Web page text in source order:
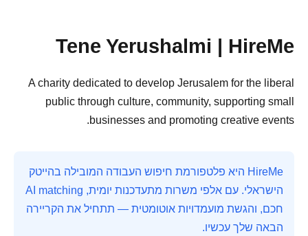
Tene Yerushalmi | HireMe
A charity dedicated to develop Jerusalem for the liberal
public through culture, community, supporting small
businesses and promoting creative events.
HireMe היא פלטפורמת חיפוש העבודה המובילה בהייטק
הישראלי. עם אלפי משרות מתעדכנות יומית, AI matching
חכם, והגשת מועמדויות אוטומטית — תתחיל את הקריירה
הבאה שלך עכשיו.